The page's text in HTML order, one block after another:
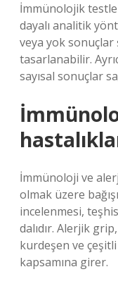
İmmünolojik
dayalı analitik
veya yok
tasarlanabilir.
sayısal sonuçlar
İmmünoloji ve
olmak üzere
incelenmesi,
dalıdır. Alerjik
kurdeşen ve
kapsamına girer.